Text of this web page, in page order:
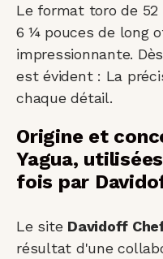
Le format toro de
6 ¼ pouces de long
impressionnante.
est évident : La
chaque détail.
Origine et
Yagua,
fois par
Le site Davidoff
résultat d'une